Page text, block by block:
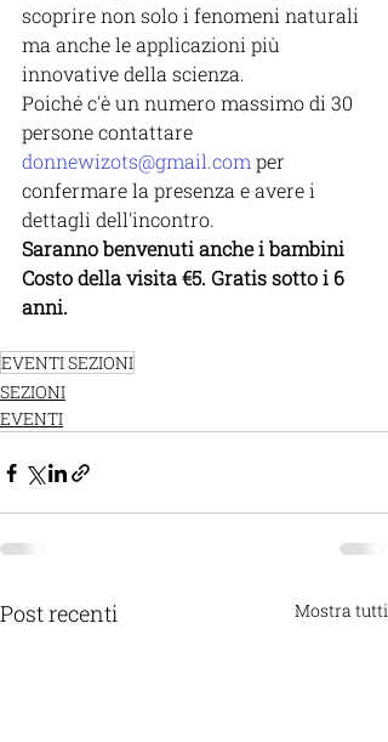
scoprire non solo i fenomeni naturali
ma anche le applicazioni più
innovative della scienza.
Poiché c'è un numero massimo di 30
persone contattare
donnewizots@gmail.com per
confermare la presenza e avere i
dettagli dell'incontro.
Saranno benvenuti anche i bambini
Costo della visita €5. Gratis sotto i 6
anni.
EVENTI SEZIONI
SEZIONI
EVENTI
Post recenti Mostra tutti